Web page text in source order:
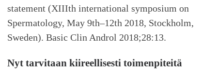
statement (XIIIth international symposium on
Spermatology, May 9th–12th 2018, Stockholm,
Sweden). Basic Clin Androl 2018;28:13.
Nyt tarvitaan kiireellisesti toimenpiteitä